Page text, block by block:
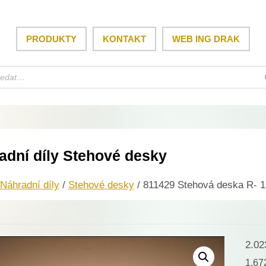
PRODUKTY KONTAKT WEB ING DRAK
díly Stehové desky
Náhradní díly/ Stehové desky/ 811429 Stehová deska R-